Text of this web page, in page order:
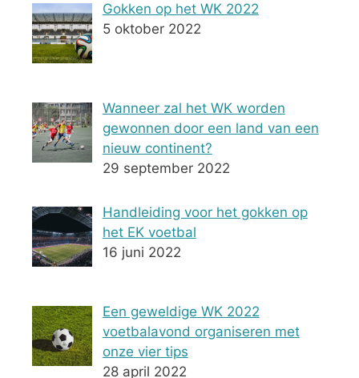
Gokken op het WK 2022
5 oktober 2022
Wanneer zal het WK worden
gewonnen door een land van een
nieuw continent?
29 september 2022
Handleiding voor het gokken op
het EK voetbal
16 juni 2022
Een geweldige WK 2022
voetbalavond organiseren met
onze vier tips
28 april 2022